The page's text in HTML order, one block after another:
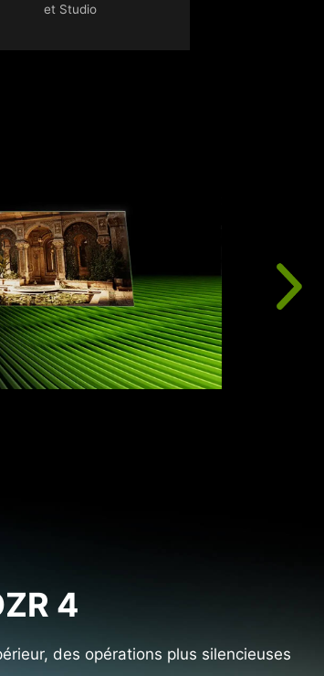
et Studio
4
des opérations plus silencieuses